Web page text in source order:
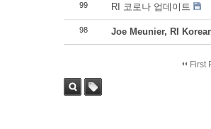
99 RI 코로나 업데이트
98 Joe Meunier, RI
First